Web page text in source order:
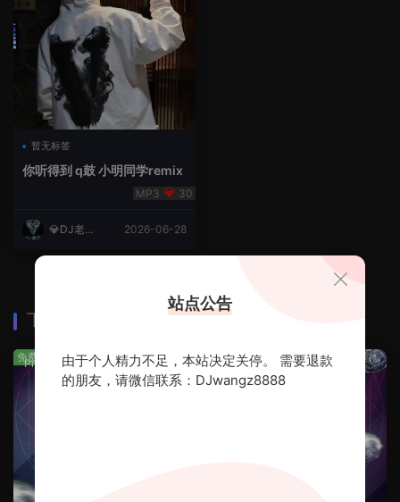
暂无标签
你听得到 q鼓 小明同学remix
30
💎DJ老王
2026-06-28
下载排行
Prog House·免费分享
免费 免费分享·轻音乐串烧
免费
站点公告
由于个人精力不足，本站决定关停。 需要退款
的朋友，请微信联系：DJwangz8888